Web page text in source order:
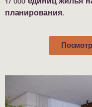
планирования.